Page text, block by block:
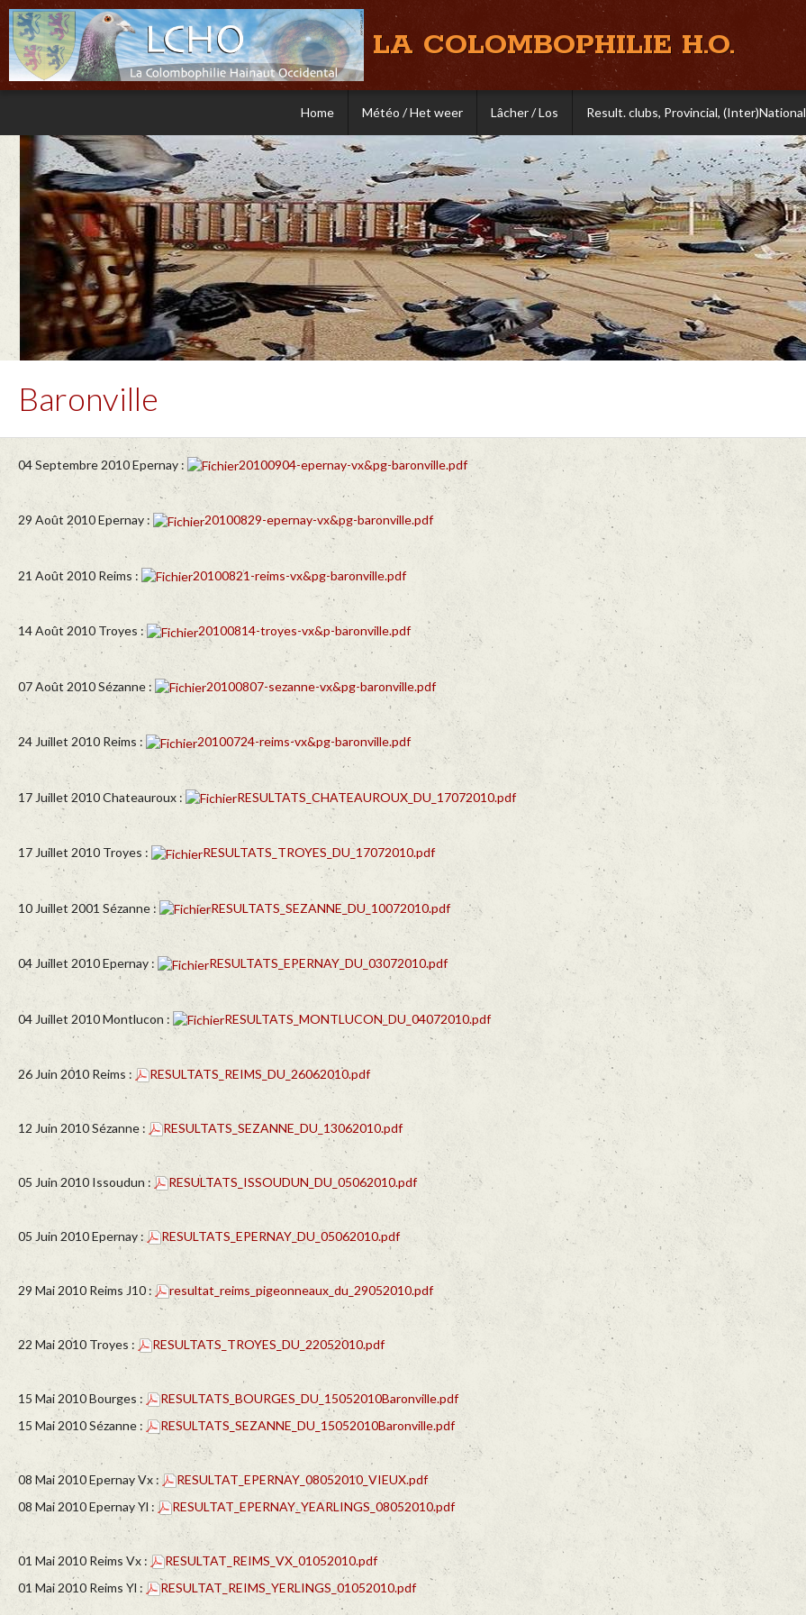
LA COLOMBOPHILIE H.O.
Home Météo / Het weer Lâcher / Los Result. clubs, Provincial, (Inter)National
Baronville
04 Septembre 2010 Epernay : 20100904-epernay-vx&pg-baronville.pdf
29 Août 2010 Epernay : 20100829-epernay-vx&pg-baronville.pdf
21 Août 2010 Reims : 20100821-reims-vx&pg-baronville.pdf
14 Août 2010 Troyes : 20100814-troyes-vx&p-baronville.pdf
07 Août 2010 Sézanne : 20100807-sezanne-vx&pg-baronville.pdf
24 Juillet 2010 Reims : 20100724-reims-vx&pg-baronville.pdf
17 Juillet 2010 Chateauroux : RESULTATS_CHATEAUROUX_DU_17072010.pdf
17 Juillet 2010 Troyes : RESULTATS_TROYES_DU_17072010.pdf
10 Juillet 2001 Sézanne : RESULTATS_SEZANNE_DU_10072010.pdf
04 Juillet 2010 Epernay : RESULTATS_EPERNAY_DU_03072010.pdf
04 Juillet 2010 Montlucon : RESULTATS_MONTLUCON_DU_04072010.pdf
26 Juin 2010 Reims : RESULTATS_REIMS_DU_26062010.pdf
12 Juin 2010 Sézanne : RESULTATS_SEZANNE_DU_13062010.pdf
05 Juin 2010 Issoudun : RESULTATS_ISSOUDUN_DU_05062010.pdf
05 Juin 2010 Epernay : RESULTATS_EPERNAY_DU_05062010.pdf
29 Mai 2010 Reims J10 : resultat_reims_pigeonneaux_du_29052010.pdf
22 Mai 2010 Troyes : RESULTATS_TROYES_DU_22052010.pdf
15 Mai 2010 Bourges :
RESULTATS_BOURGES_DU_15052010Baronville.pdf
15 Mai 2010 Sézanne :
RESULTATS_SEZANNE_DU_15052010Baronville.pdf
08 Mai 2010 Epernay Vx :
RESULTAT_EPERNAY_08052010_VIEUX.pdf
08 Mai 2010 Epernay Yl :
RESULTAT_EPERNAY_YEARLINGS_08052010.pdf
01 Mai 2010 Reims Vx :
RESULTAT_REIMS_VX_01052010.pdf
01 Mai 2010 Reims Yl :
RESULTAT_REIMS_YERLINGS_01052010.pdf